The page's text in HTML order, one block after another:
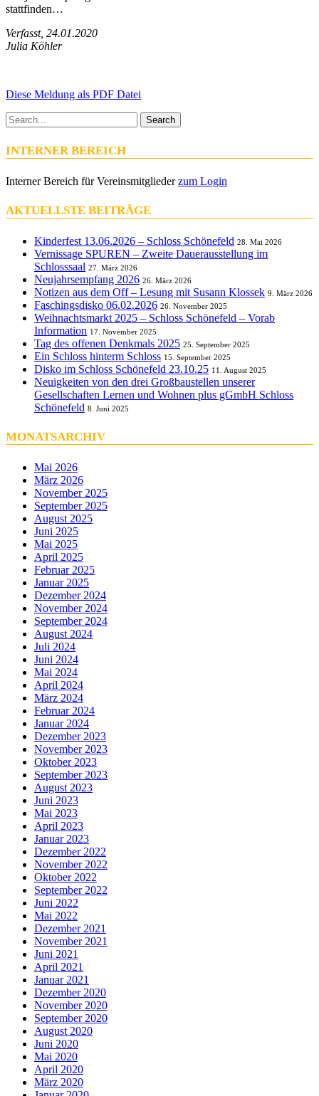
stattfinden…
Verfasst, 24.01.2020
Julia Köhler
Diese Meldung als PDF Datei
Search
INTERNER BEREICH
Interner Bereich für Vereinsmitgliederzum Login
AKTUELLSTE BEITRÄGE
Kinderfest 13.06.2026 – Schloss Schönefeld 28. Mai 2026
Vernissage SPUREN – Zweite Dauerausstellung im
Schlosssaal 27. März 2026
Neujahrsempfang 2026 26. März 2026
Notizen aus dem Off – Lesung mit Susann Klossek 9. März 2026
Faschingsdisko 06.02.2026 26. November 2025
Weihnachtsmarkt 2025 – Schloss Schönefeld – Vorab
Information 17. November 2025
Tag des offenen Denkmals 2025 25. September 2025
Ein Schloss hinterm Schloss 15. September 2025
Disko im Schloss Schönefeld 23.10.25 11. August 2025
Neuigkeiten von den drei Großbaustellen unserer
Gesellschaften Lernen und Wohnen plus gGmbH Schloss
Schönefeld 8. Juni 2025
MONATSARCHIV
Mai 2026
März 2026
November 2025
September 2025
August 2025
Juni 2025
Mai 2025
April 2025
Februar 2025
Januar 2025
Dezember 2024
November 2024
September 2024
August 2024
Juli 2024
Juni 2024
Mai 2024
April 2024
März 2024
Februar 2024
Januar 2024
Dezember 2023
November 2023
Oktober 2023
September 2023
August 2023
Juni 2023
Mai 2023
April 2023
Januar 2023
Dezember 2022
November 2022
Oktober 2022
September 2022
Juni 2022
Mai 2022
Dezember 2021
November 2021
Juni 2021
April 2021
Januar 2021
Dezember 2020
November 2020
September 2020
August 2020
Juni 2020
Mai 2020
April 2020
März 2020